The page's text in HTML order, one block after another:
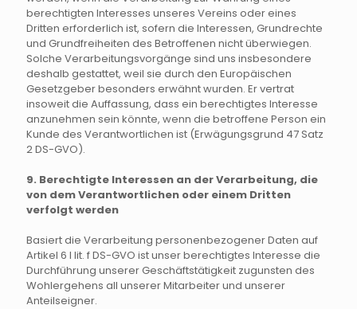
berechtigten Interesses unseres Vereins oder eines
Dritten erforderlich ist, sofern die Interessen, Grundrechte
und Grundfreiheiten des Betroffenen nicht überwiegen.
Solche Verarbeitungsvorgänge sind uns insbesondere
deshalb gestattet, weil sie durch den Europäischen
Gesetzgeber besonders erwähnt wurden. Er vertrat
insoweit die Auffassung, dass ein berechtigtes Interesse
anzunehmen sein könnte, wenn die betroffene Person ein
Kunde des Verantwortlichen ist (Erwägungsgrund 47 Satz
2 DS-GVO).
9. Berechtigte Interessen an der Verarbeitung, die
von dem Verantwortlichen oder einem Dritten
verfolgt werden
Basiert die Verarbeitung personenbezogener Daten auf
Artikel 6 I lit. f DS-GVO ist unser berechtigtes Interesse die
Durchführung unserer Geschäftstätigkeit zugunsten des
Wohlergehens all unserer Mitarbeiter und unserer
Anteilseigner.